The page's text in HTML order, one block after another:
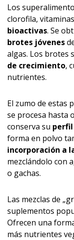
Los
clorofila,
bioactivas. Se
brotes jóvenes
algas. Los brotes
de crecimiento,
nutrientes.
El zumo de estas
se procesa hasta
conserva su
forma en polvo
incorporación a
mezclándolo con
o gachas.
Las mezclas de
suplementos
Ofrecen una
más nutrientes